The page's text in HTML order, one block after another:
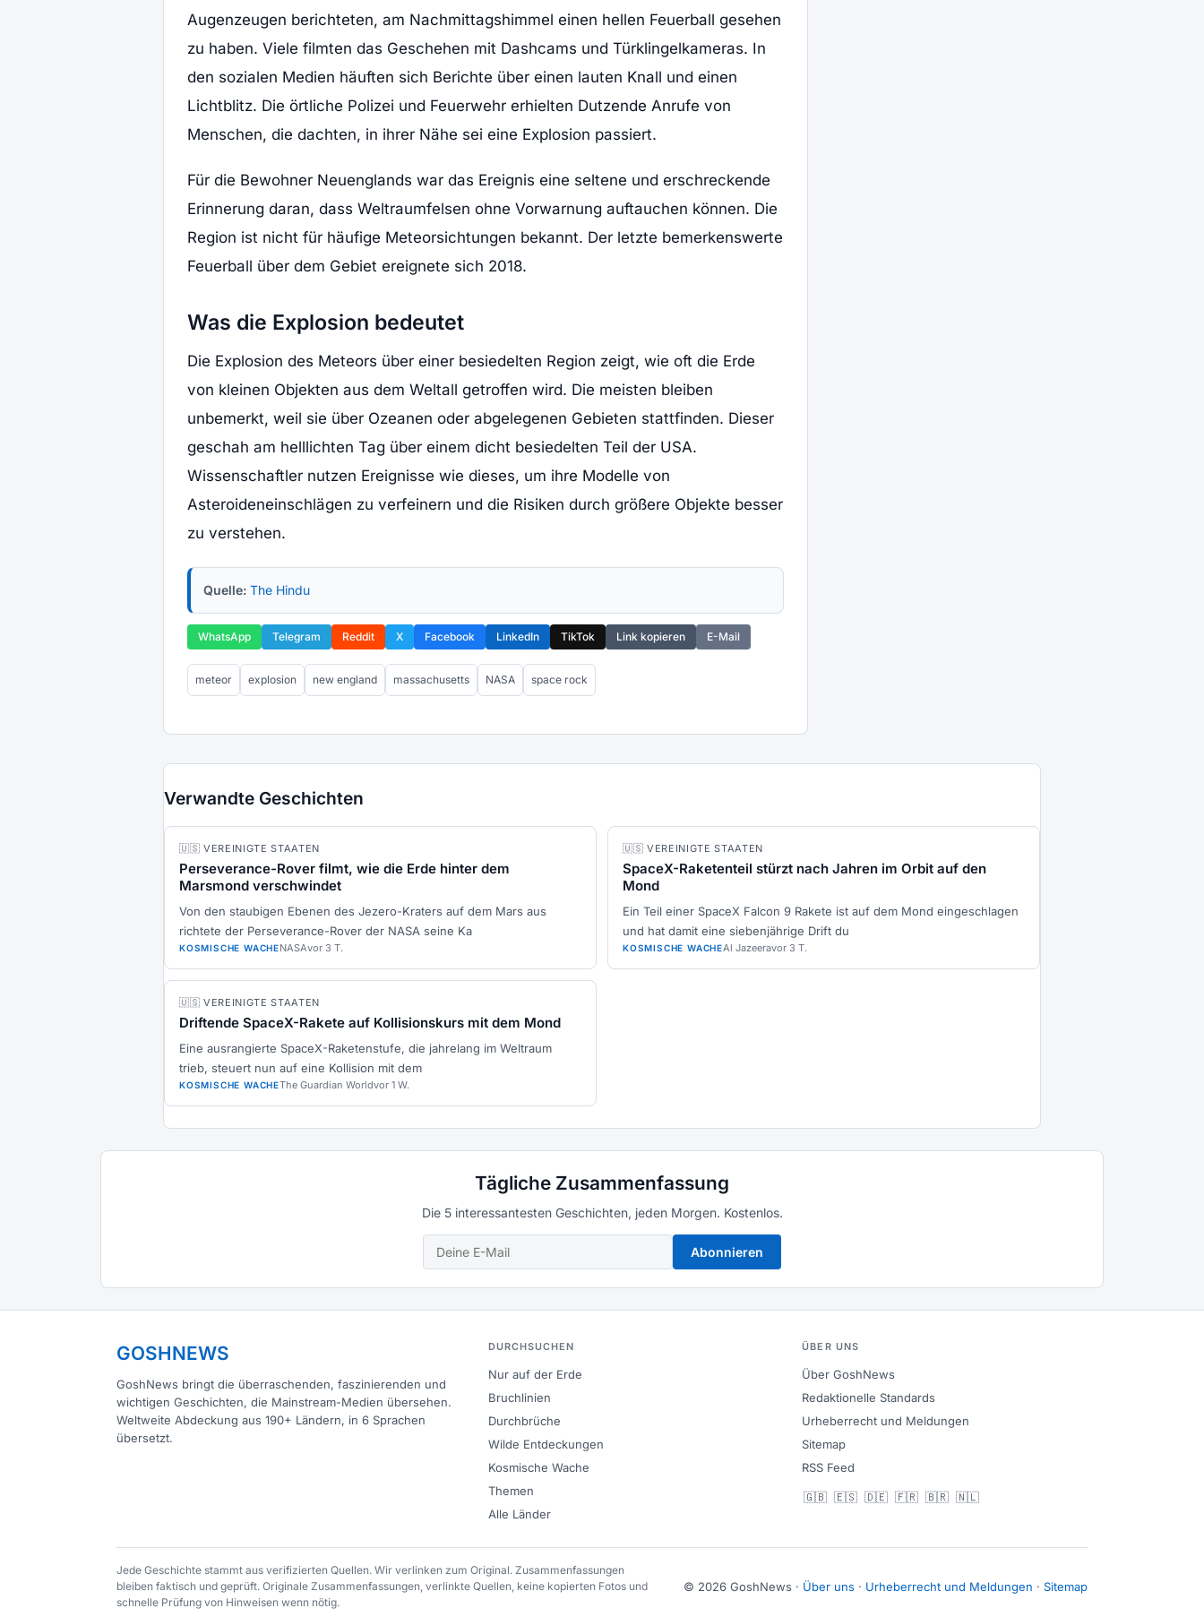
Augenzeugen berichteten, am Nachmittagshimmel einen hellen Feuerball gesehen
zu haben. Viele filmten das Geschehen mit Dashcams und Türklingelkameras. In
den sozialen Medien häuften sich Berichte über einen lauten Knall und einen
Lichtblitz. Die örtliche Polizei und Feuerwehr erhielten Dutzende Anrufe von
Menschen, die dachten, in ihrer Nähe sei eine Explosion passiert.
Für die Bewohner Neuenglands war das Ereignis eine seltene und erschreckende
Erinnerung daran, dass Weltraumfelsen ohne Vorwarnung auftauchen können. Die
Region ist nicht für häufige Meteorsichtungen bekannt. Der letzte bemerkenswerte
Feuerball über dem Gebiet ereignete sich 2018.
Was die Explosion bedeutet
Die Explosion des Meteors über einer besiedelten Region zeigt, wie oft die Erde
von kleinen Objekten aus dem Weltall getroffen wird. Die meisten bleiben
unbemerkt, weil sie über Ozeanen oder abgelegenen Gebieten stattfinden. Dieser
geschah am helllichten Tag über einem dicht besiedelten Teil der USA.
Wissenschaftler nutzen Ereignisse wie dieses, um ihre Modelle von
Asteroideneinschlägen zu verfeinern und die Risiken durch größere Objekte besser
zu verstehen.
Quelle: The Hindu
WhatsApp Telegram Reddit X Facebook LinkedIn TikTok Link kopieren E-Mail
meteor explosion new england massachusetts NASA space rock
Verwandte Geschichten
🇺🇸 VEREINIGTE STAATEN
Perseverance-Rover filmt, wie die Erde hinter dem
Marsmond verschwindet
Von den staubigen Ebenen des Jezero-Kraters auf dem Mars aus
richtete der Perseverance-Rover der NASA seine Ka
KOSMISCHE WACHENASAvor 3 T.
🇺🇸 VEREINIGTE STAATEN
SpaceX-Raketenteil stürzt nach Jahren im Orbit auf den
Mond
Ein Teil einer SpaceX Falcon 9 Rakete ist auf dem Mond eingeschlagen
und hat damit eine siebenjährige Drift du
KOSMISCHE WACHEAl Jazeeravor 3 T.
🇺🇸 VEREINIGTE STAATEN
Driftende SpaceX-Rakete auf Kollisionskurs mit dem Mond
Eine ausrangierte SpaceX-Raketenstufe, die jahrelang im Weltraum
trieb, steuert nun auf eine Kollision mit dem
KOSMISCHE WACHEThe Guardian Worldvor 1 W.
Tägliche Zusammenfassung
Die 5 interessantesten Geschichten, jeden Morgen. Kostenlos.
Abonnieren
GOSHNEWS
GoshNews bringt die überraschenden, faszinierenden und
wichtigen Geschichten, die Mainstream-Medien übersehen.
Weltweite Abdeckung aus 190+ Ländern, in 6 Sprachen
übersetzt.
DURCHSUCHEN
Nur auf der Erde
Bruchlinien
Durchbrüche
Wilde Entdeckungen
Kosmische Wache
Themen
Alle Länder
ÜBER UNS
Über GoshNews
Redaktionelle Standards
Urheberrecht und Meldungen
Sitemap
RSS Feed
🇬🇧 🇪🇸 🇩🇪 🇫🇷 🇧🇷 🇳🇱
Jede Geschichte stammt aus verifizierten Quellen. Wir verlinken zum Original. Zusammenfassungen
bleiben faktisch und geprüft. Originale Zusammenfassungen, verlinkte Quellen, keine kopierten Fotos und
schnelle Prüfung von Hinweisen wenn nötig.
© 2026 GoshNews · Über uns · Urheberrecht und Meldungen · Sitemap